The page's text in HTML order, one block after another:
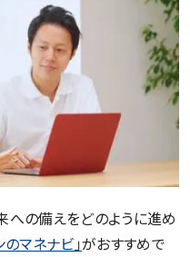
の備えをどのように進め
マネナビ」がおすすめで